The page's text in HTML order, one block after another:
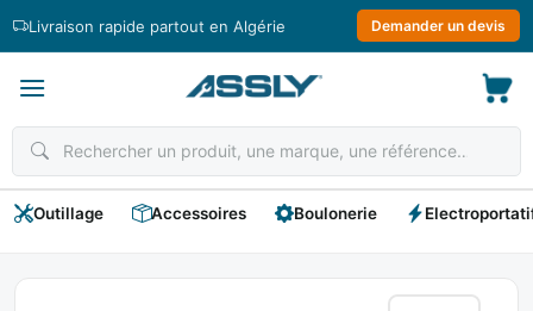
Livraison rapide partout en Algérie Demander un devis
Outillage Accessoires Boulonerie
Pistolet